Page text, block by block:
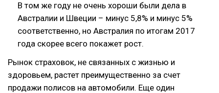
В том же году не очень хороши были дела в
Австралии и Швеции – минус 5,8% и минус 5%
соответственно, но Австралия по итогам 2017
года скорее всего покажет рост.
Рынок страховок, не связанных с жизнью и
здоровьем, растет преимущественно за счет
продажи полисов на автомобили. Еще один